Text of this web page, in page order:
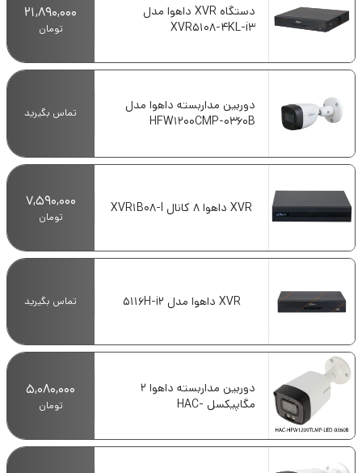
دستگاه XVR داهوا مدل
XVR5108-4KL-i3
21,890,000
تومان
دوربین مداربسته داهوا مدل
HFW1200CMP-0360B
تماس بگیرید
XVR داهوا 8 کانال XVR1B08-I 7,590,000
تومان
XVR داهوا مدل 5116H-i2 تماس بگیرید
دوربین مداربسته داهوا 2
مگاپیکسل HAC-
5,080,000
تومان